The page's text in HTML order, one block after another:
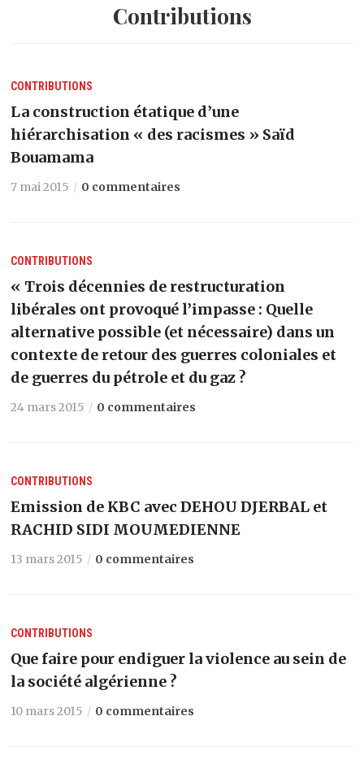
Contributions
CONTRIBUTIONS
La construction étatique d’une
hiérarchisation « des racismes » Saïd
Bouamama
7 mai 2015 0 commentaires
CONTRIBUTIONS
« Trois décennies de restructuration
libérales ont provoqué l’impasse : Quelle
alternative possible (et nécessaire) dans un
contexte de retour des guerres coloniales et
de guerres du pétrole et du gaz ?
24 mars 2015 0 commentaires
CONTRIBUTIONS
Emission de KBC avec DEHOU DJERBAL et
RACHID SIDI MOUMEDIENNE
13 mars 2015 0 commentaires
CONTRIBUTIONS
Que faire pour endiguer la violence au sein de
la société algérienne ?
10 mars 2015 0 commentaires